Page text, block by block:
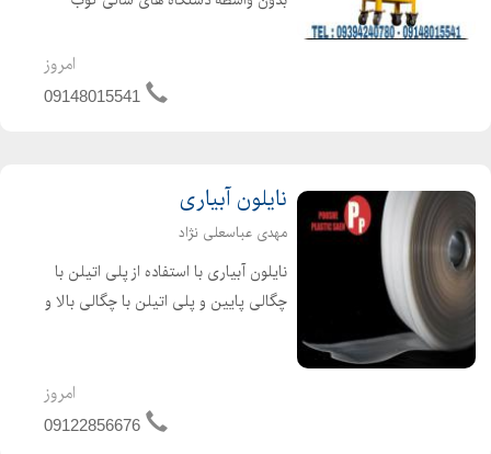
کارگاهی برنج و دستگاه شالی کوب سیار
با بهترین کیفیت و کمترین افت محصول.
امروز
09148015541
نایلون آبیاری
مهدی عباسعلی نژاد
نایلون آبیاری با استفاده از پلی اتیلن با
چگالی پایین و پلی اتیلن با چگالی بالا و
بازیافت می باشند و تهدیدی برای محیط
امروز
09122856676